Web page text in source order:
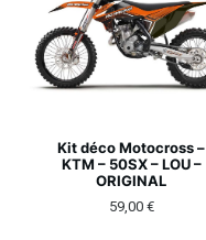
Kit déco Motocross –
KTM – 50SX – LOU –
ORIGINAL
59,00 €